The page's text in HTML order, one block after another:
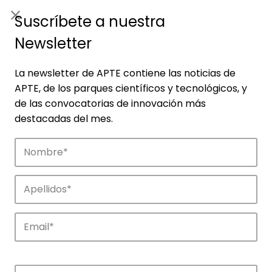
Agenda
Explora y descubre los eventos de APTE y
de sus parques científicos y
tecnológicos.
Suscríbete a nuestra
Newsletter
La newsletter de APTE contiene las noticias de
APTE, de los parques científicos y tecnológicos, y
de las convocatorias de innovación más
destacadas del mes.